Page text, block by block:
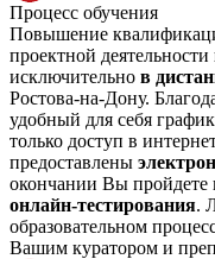
Процесс обучения
Повышение
проектной
исключительно в
Ростова-на-Дону.
удобный для себя
только доступ в
предоставлены
окончании Вы пройдете
онлайн-тестирования.
образовательном
Вашим куратором и